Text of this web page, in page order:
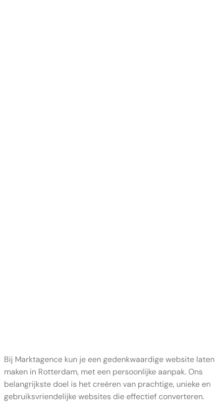
Bij Marktagence kun je een gedenkwaardige website laten
maken in Rotterdam, met een persoonlijke aanpak. Ons
belangrijkste doel is het creëren van prachtige, unieke en
gebruiksvriendelijke websites die effectief converteren.